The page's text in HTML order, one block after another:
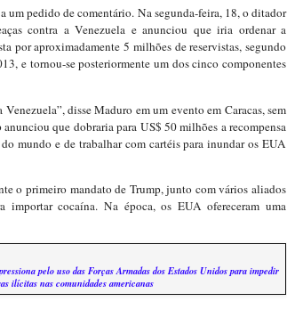
um pedido de comentário. Na segunda-feira, 18, o ditador
contra a Venezuela e anunciou que iria ordenar a
por aproximadamente 5 milhões de reservistas, segundo
e tornou-se posteriormente um dos cinco componentes
disse Maduro em um evento em Caracas, sem
que dobraria para US$ 50 milhões a recompensa
mundo e de trabalhar com cartéis para inundar os EUA
o primeiro mandato de Trump, junto com vários aliados
importar cocaína. Na época, os EUA ofereceram uma
pelo uso das Forças Armadas dos Estados Unidos para impedir
ilícitas nas comunidades americanas